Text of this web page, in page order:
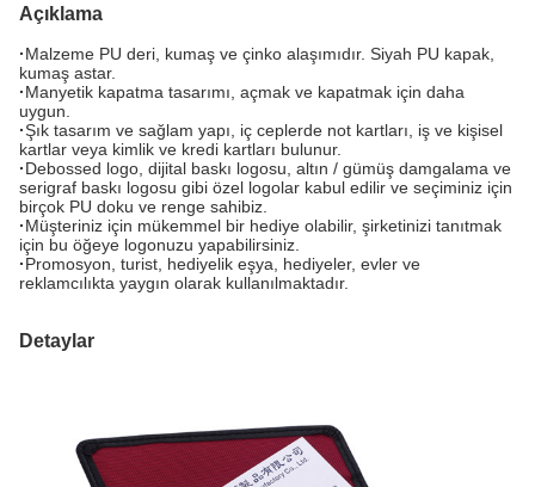
Açıklama
·Malzeme PU deri, kumaş ve çinko alaşımıdır. Siyah PU kapak,
kumaş astar.
·Manyetik kapatma tasarımı, açmak ve kapatmak için daha
uygun.
·Şık tasarım ve sağlam yapı, iç ceplerde not kartları, iş ve kişisel
kartlar veya kimlik ve kredi kartları bulunur.
·Debossed logo, dijital baskı logosu, altın / gümüş damgalama ve
serigraf baskı logosu gibi özel logolar kabul edilir ve seçiminiz için
birçok PU doku ve renge sahibiz.
·Müşteriniz için mükemmel bir hediye olabilir, şirketinizi tanıtmak
için bu öğeye logonuzu yapabilirsiniz.
·Promosyon, turist, hediyelik eşya, hediyeler, evler ve
reklamcılıkta yaygın olarak kullanılmaktadır.
Detaylar